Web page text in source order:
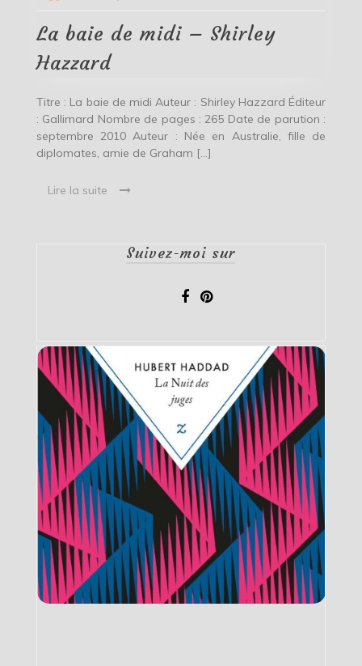
–
Shirley
La baie de midi – Shirley
Hazzard
Titre : La baie de midi Auteur : Shirley Hazzard Éditeur
: Gallimard Nombre de pages : 265 Date de parution :
septembre 2010 Auteur : Née en Australie, fille de
diplomates, amie de Graham […]
Lire la suite
Suivez-moi sur